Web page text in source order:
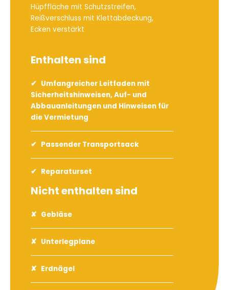
Hüpffläche mit Schutzstreifen,
Reißverschluss mit Klettabdeckung,
Ecken verstärkt
Enthalten sind
Umfangreicher Leitfaden mit
Sicherheitshinweisen, Auf- und
Abbauanleitungen und Hinweisen für
die Vermietung
Passender Transportsack
Reparaturset
Nicht enthalten sind
Gebläse
Unterlegplane
Erdnägel